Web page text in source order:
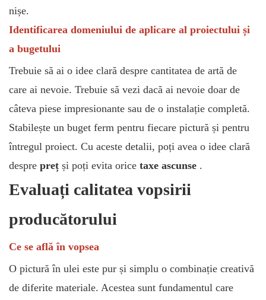
nișe.
Identificarea domeniului de aplicare al proiectului și
a bugetului
Trebuie să ai o idee clară despre cantitatea de artă de
care ai nevoie. Trebuie să vezi dacă ai nevoie doar de
câteva piese impresionante sau de o instalație completă.
Stabilește un buget ferm pentru fiecare pictură și pentru
întregul proiect. Cu aceste detalii, poți avea o idee clară
despre preț și poți evita orice taxe ascunse .
Evaluați calitatea vopsirii
producătorului
Ce se află în vopsea
O pictură în ulei este pur și simplu o combinație creativă
de diferite materiale. Acestea sunt fundamentul care